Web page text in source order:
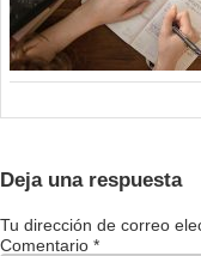
Deja una respuesta
Tu dirección de correo
Comentario *